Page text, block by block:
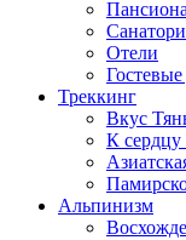
Отели
Треккинг
Вкус
К
Альпинизм